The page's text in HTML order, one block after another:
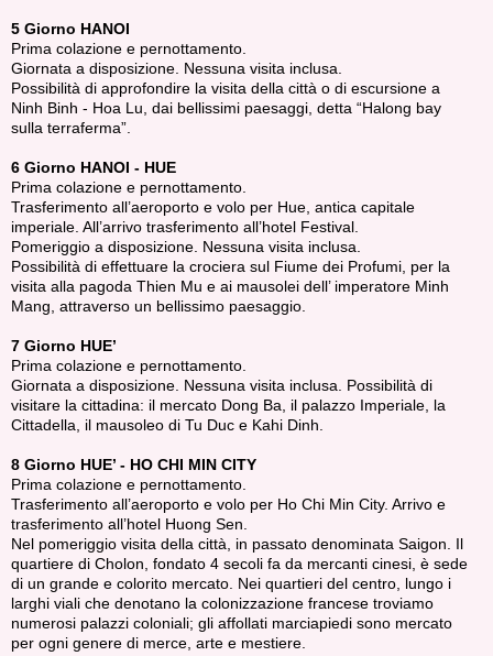
5 Giorno HANOI
Prima colazione e pernottamento.
Giornata a disposizione. Nessuna visita inclusa.
Possibilità di approfondire la visita della città o di escursione a
Ninh Binh - Hoa Lu, dai bellissimi paesaggi, detta “Halong bay
sulla terraferma”.
6 Giorno HANOI - HUE
Prima colazione e pernottamento.
Trasferimento all’aeroporto e volo per Hue, antica capitale
imperiale. All’arrivo trasferimento all’hotel Festival.
Pomeriggio a disposizione. Nessuna visita inclusa.
Possibilità di effettuare la crociera sul Fiume dei Profumi, per la
visita alla pagoda Thien Mu e ai mausolei dell’ imperatore Minh
Mang, attraverso un bellissimo paesaggio.
7 Giorno HUE’
Prima colazione e pernottamento.
Giornata a disposizione. Nessuna visita inclusa. Possibilità di
visitare la cittadina: il mercato Dong Ba, il palazzo Imperiale, la
Cittadella, il mausoleo di Tu Duc e Kahi Dinh.
8 Giorno HUE’ - HO CHI MIN CITY
Prima colazione e pernottamento.
Trasferimento all’aeroporto e volo per Ho Chi Min City. Arrivo e
trasferimento all’hotel Huong Sen.
Nel pomeriggio visita della città, in passato denominata Saigon. Il
quartiere di Cholon, fondato 4 secoli fa da mercanti cinesi, è sede
di un grande e colorito mercato. Nei quartieri del centro, lungo i
larghi viali che denotano la colonizzazione francese troviamo
numerosi palazzi coloniali; gli affollati marciapiedi sono mercato
per ogni genere di merce, arte e mestiere.